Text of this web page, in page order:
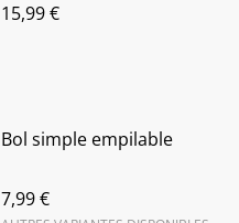
15,99 €
Bol simple empilable
7,99 €